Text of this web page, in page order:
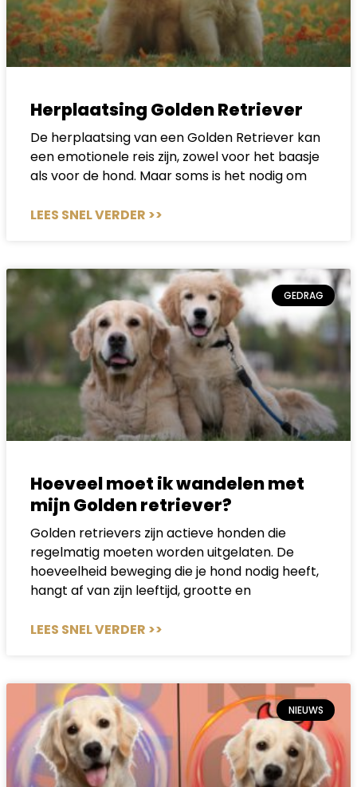
Herplaatsing Golden Retriever
De herplaatsing van een Golden Retriever kan
een emotionele reis zijn, zowel voor het baasje
als voor de hond. Maar soms is het nodig om
LEES SNEL VERDER >>
GEDRAG
Hoeveel moet ik wandelen met
mijn Golden retriever?
Golden retrievers zijn actieve honden die
regelmatig moeten worden uitgelaten. De
hoeveelheid beweging die je hond nodig heeft,
hangt af van zijn leeftijd, grootte en
LEES SNEL VERDER >>
NIEUWS